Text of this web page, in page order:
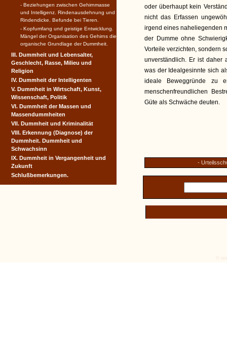
oder überhaupt kein
nicht das Erfassen
irgend eines naheliegenden
der Dumme ohne
Vorteile verzichten, sondern
unverständlich. Er ist daher
was der Idealgesinnte sich
ideale Beweggründe zu
menschenfreundlichen
Güte als Schwäche deuten.
-
- Beziehungen zwischen Gehirn­masse
und Intelligenz. Rinden­ausdehnung und
Rindendicke. Befunde bei Tieren.
- Kopf­umfang und geistige Entwicklung.
Mängel der Organisa­tion des Gehirns die
organische Grundlage der Dummheit.
III. Dummheit und Lebensalter,
Geschlecht, Rasse, Milieu und
Religion
IV. Dummheit der Intelligenten
V. Dummheit in Wirtschaft, Kunst,
Wissenschaft, Politik
VI. Dummheit der Massen und
Massendummheiten
VII. Dummheit und Kriminalität
VIII. Erkennung (Diagnose) der
Dummheit. Dummheit und
Schwachsinn
IX. Dummheit in Vergangenheit und
Zukunft
Schlußbemerkungen.